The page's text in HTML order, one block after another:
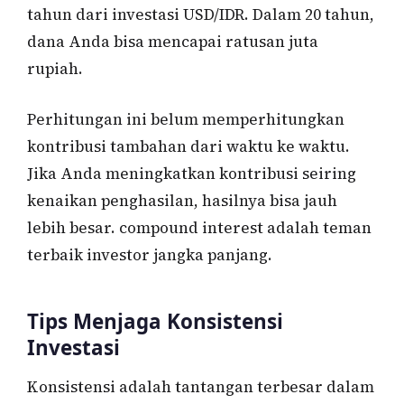
tahun dari investasi USD/IDR. Dalam 20 tahun,
dana Anda bisa mencapai ratusan juta
rupiah.
Perhitungan ini belum memperhitungkan
kontribusi tambahan dari waktu ke waktu.
Jika Anda meningkatkan kontribusi seiring
kenaikan penghasilan, hasilnya bisa jauh
lebih besar. compound interest adalah teman
terbaik investor jangka panjang.
Tips Menjaga Konsistensi
Investasi
Konsistensi adalah tantangan terbesar dalam